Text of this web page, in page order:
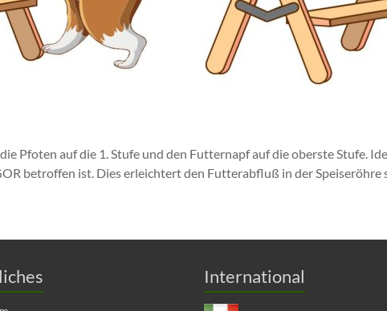
Pfoten auf die 1. Stufe und den Futternapf auf die oberste Stufe.
betroffen ist. Dies erleichtert den Futterabfluß in der Speiseröhre
International